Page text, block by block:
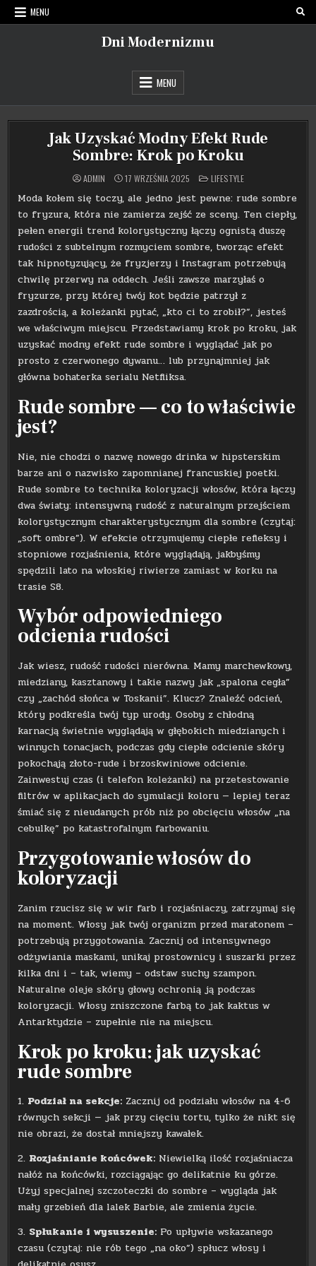
Skip
to
MENU
Dni Modernizmu
MENU
Jak Uzyskać Modny Efekt Rude
Sombre: Krok po Kroku
ADMIN 17 WRZEŚNIA 2025 POSTED
IN
LIFESTYLE
Moda kołem się toczy, ale jedno jest pewne: rude sombre
to fryzura, która nie zamierza zejść ze sceny. Ten ciepły,
pełen energii trend kolorystyczny łączy ognistą duszę
rudości z subtelnym rozmyciem sombre, tworząc efekt
tak hipnotyzujący, że fryzjerzy i Instagram potrzebują
chwilę przerwy na oddech. Jeśli zawsze marzyłaś o
fryzurze, przy której twój kot będzie patrzył z
zazdrością, a koleżanki pytać, „kto ci to zrobił?”, jesteś
we właściwym miejscu. Przedstawiamy krok po kroku, jak
uzyskać modny efekt rude sombre i wyglądać jak po
prosto z czerwonego dywanu… lub przynajmniej jak
główna bohaterka serialu Netfliksa.
Rude sombre — co to właściwie
jest?
Nie, nie chodzi o nazwę nowego drinka w hipsterskim
barze ani o nazwisko zapomnianej francuskiej poetki.
Rude sombre to technika koloryzacji włosów, która łączy
dwa światy: intensywną rudość z naturalnym przejściem
kolorystycznym charakterystycznym dla sombre (czytaj:
„soft ombre”). W efekcie otrzymujemy ciepłe refleksy i
stopniowe rozjaśnienia, które wyglądają, jakbyśmy
spędzili lato na włoskiej riwierze zamiast w korku na
trasie S8.
Wybór odpowiedniego
odcienia rudości
Jak wiesz, rudość rudości nierówna. Mamy marchewkowy,
miedziany, kasztanowy i takie nazwy jak „spalona cegła”
czy „zachód słońca w Toskanii”. Klucz? Znaleźć odcień,
który podkreśla twój typ urody. Osoby z chłodną
karnacją świetnie wyglądają w głębokich miedzianych i
winnych tonacjach, podczas gdy ciepłe odcienie skóry
pokochają złoto-rude i brzoskwiniowe odcienie.
Zainwestuj czas (i telefon koleżanki) na przetestowanie
filtrów w aplikacjach do symulacji koloru — lepiej teraz
śmiać się z nieudanych prób niż po obcięciu włosów „na
cebulkę” po katastrofalnym farbowaniu.
Przygotowanie włosów do
koloryzacji
Zanim rzucisz się w wir farb i rozjaśniaczy, zatrzymaj się
na moment. Włosy jak twój organizm przed maratonem –
potrzebują przygotowania. Zacznij od intensywnego
odżywiania maskami, unikaj prostownicy i suszarki przez
kilka dni i – tak, wiemy – odstaw suchy szampon.
Naturalne oleje skóry głowy ochronią ją podczas
koloryzacji. Włosy zniszczone farbą to jak kaktus w
Antarktydzie – zupełnie nie na miejscu.
Krok po kroku: jak uzyskać
rude sombre
1. Podział na sekcje: Zacznij od podziału włosów na 4-6
równych sekcji — jak przy cięciu tortu, tylko że nikt się
nie obrazi, że dostał mniejszy kawałek.
2. Rozjaśnianie końcówek: Niewielką ilość rozjaśniacza
nałóż na końcówki, rozciągając go delikatnie ku górze.
Użyj specjalnej szczoteczki do sombre – wygląda jak
mały grzebień dla lalek Barbie, ale zmienia życie.
3. Spłukanie i wysuszenie: Po upływie wskazanego
czasu (czytaj: nie rób tego „na oko”) spłucz włosy i